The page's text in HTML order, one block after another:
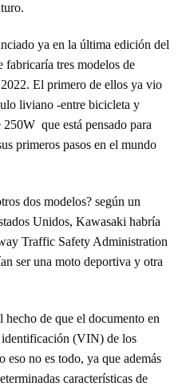
ya en la última edición del
tres modelos de
El primero de ellos ya vio
liviano -entre bicicleta y
que está pensado para
primeros pasos en el mundo
dos modelos? según un
Unidos, Kawasaki habría
Traffic Safety Administration
ser una moto deportiva y otra
de que el documento en
identificación (VIN) de los
no es todo, ya que además
características de